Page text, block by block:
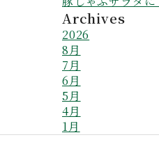
Archives
2026
8月
7月
6月
5月
4月
1月